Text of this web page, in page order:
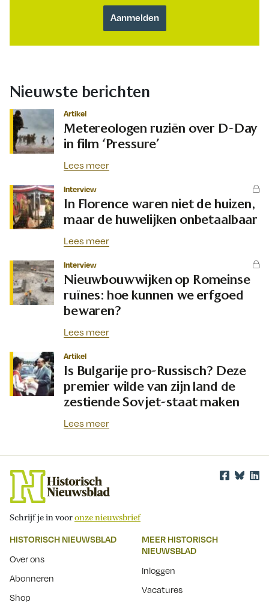
Nieuwste berichten
Artikel
Metereologen ruziën over D-Day
in film ‘Pressure’
Lees meer
Interview
In Florence waren niet de huizen,
maar de huwelijken onbetaalbaar
Lees meer
Interview
Nieuwbouwwijken op Romeinse
ruïnes: hoe kunnen we erfgoed
bewaren?
Lees meer
Artikel
Is Bulgarije pro-Russisch? Deze
premier wilde van zijn land de
zestiende Sovjet-staat maken
Lees meer
Schrijf je in vooronze nieuwsbrief
HISTORISCH NIEUWSBLAD
Over ons
Abonneren
Shop
MEER HISTORISCH
NIEUWSBLAD
Inloggen
Vacatures